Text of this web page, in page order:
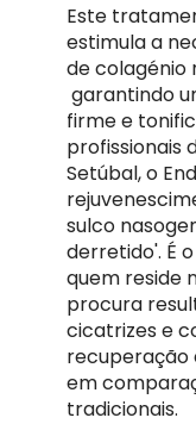
Este
estimula a
de colagénio
garantindo
firme e
profissionais
Setúbal, o
sulco
derretido'. É
quem reside
procura
cicatrizes e
recuperação
em
tradicionais.